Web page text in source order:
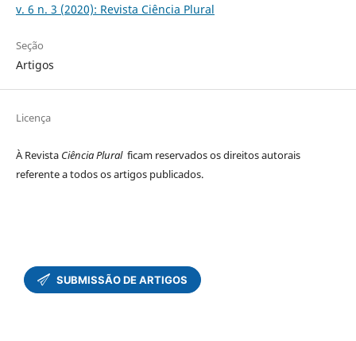
v. 6 n. 3 (2020): Revista Ciência Plural
Seção
Artigos
Licença
À Revista Ciência Plural ficam reservados os direitos autorais
referente a todos os artigos publicados.